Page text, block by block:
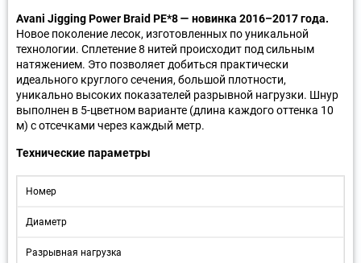
Avani Jigging Power Braid PE*8 — новинка 2016–2017 года.
Новое поколение лесок, изготовленных по уникальной
технологии. Сплетение 8 нитей происходит под сильным
натяжением. Это позволяет добиться практически
идеального круглого сечения, большой плотности,
уникально высоких показателей разрывной нагрузки. Шнур
выполнен в 5-цветном варианте (длина каждого оттенка 10
м) с отсечками через каждый метр.
Технические параметры
Номер
Диаметр
Разрывная нагрузка